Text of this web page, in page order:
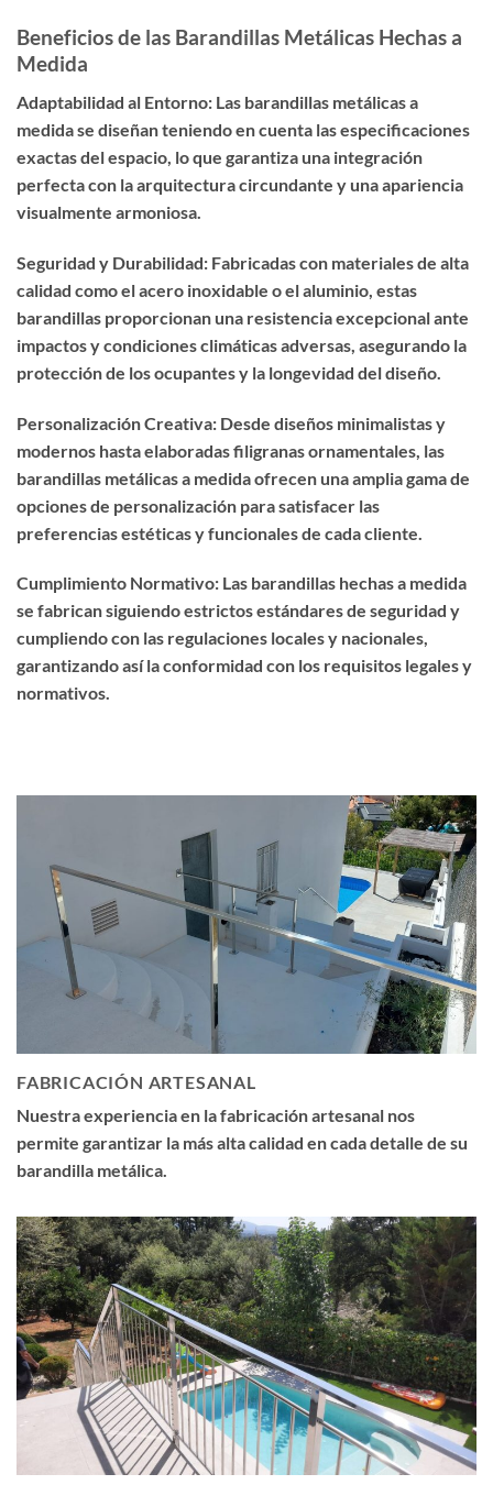
Beneficios de las Barandillas Metálicas Hechas a
Medida
Adaptabilidad al Entorno: Las barandillas metálicas a
medida se diseñan teniendo en cuenta las especificaciones
exactas del espacio, lo que garantiza una integración
perfecta con la arquitectura circundante y una apariencia
visualmente armoniosa.
Seguridad y Durabilidad: Fabricadas con materiales de alta
calidad como el acero inoxidable o el aluminio, estas
barandillas proporcionan una resistencia excepcional ante
impactos y condiciones climáticas adversas, asegurando la
protección de los ocupantes y la longevidad del diseño.
Personalización Creativa: Desde diseños minimalistas y
modernos hasta elaboradas filigranas ornamentales, las
barandillas metálicas a medida ofrecen una amplia gama de
opciones de personalización para satisfacer las
preferencias estéticas y funcionales de cada cliente.
Cumplimiento Normativo: Las barandillas hechas a medida
se fabrican siguiendo estrictos estándares de seguridad y
cumpliendo con las regulaciones locales y nacionales,
garantizando así la conformidad con los requisitos legales y
normativos.
FABRICACIÓN ARTESANAL
Nuestra experiencia en la fabricación artesanal nos
permite garantizar la más alta calidad en cada detalle de su
barandilla metálica.